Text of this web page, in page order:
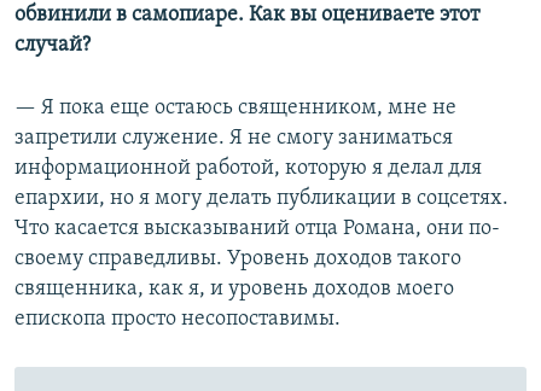
обвинили в самопиаре. Как вы оцениваете этот
случай?
— Я пока еще остаюсь священником, мне не
запретили служение. Я не смогу заниматься
информационной работой, которую я делал для
епархии, но я могу делать публикации в соцсетях.
Что касается высказываний отца Романа, они по-
своему справедливы. Уровень доходов такого
священника, как я, и уровень доходов моего
епископа просто несопоставимы.